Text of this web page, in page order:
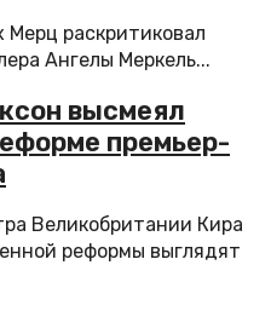
раскритиковал
Ангелы Меркель...
высмеял
премьер-
Великобритании Кира
реформы выглядят